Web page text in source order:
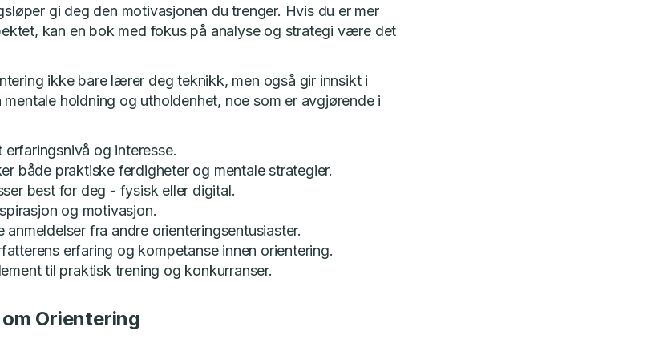
gi deg den motivasjonen du trenger. Hvis du er mer
kan en bok med fokus på analyse og strategi være det
ikke bare lærer deg teknikk, men også gir innsikt i
holdning og utholdenhet, noe som er avgjørende i
og interesse.
både praktiske ferdigheter og mentale strategier.
best for deg - fysisk eller digital.
og motivasjon.
fra andre orienteringsentusiaster.
erfaring og kompetanse innen orientering.
til praktisk trening og konkurranser.
Orientering